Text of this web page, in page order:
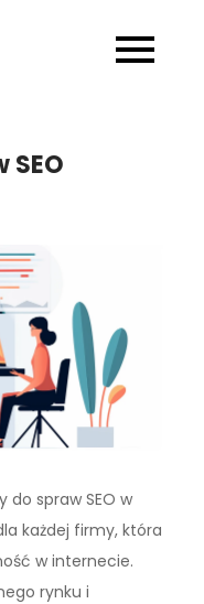
spraw SEO w
każdej firmy, która
w internecie.
rynku i